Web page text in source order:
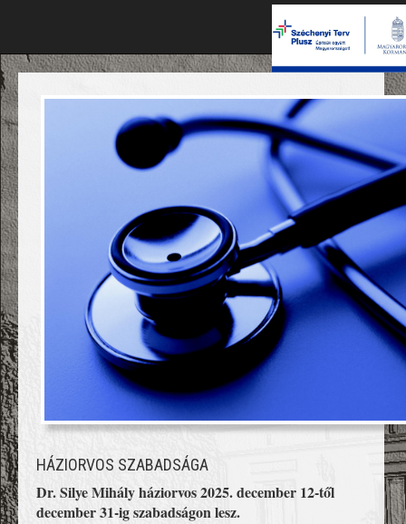
HÁZIORVOS SZABADSÁGA
Dr. Silye Mihály háziorvos 2025. december 12-től
december 31-ig szabadságon lesz.